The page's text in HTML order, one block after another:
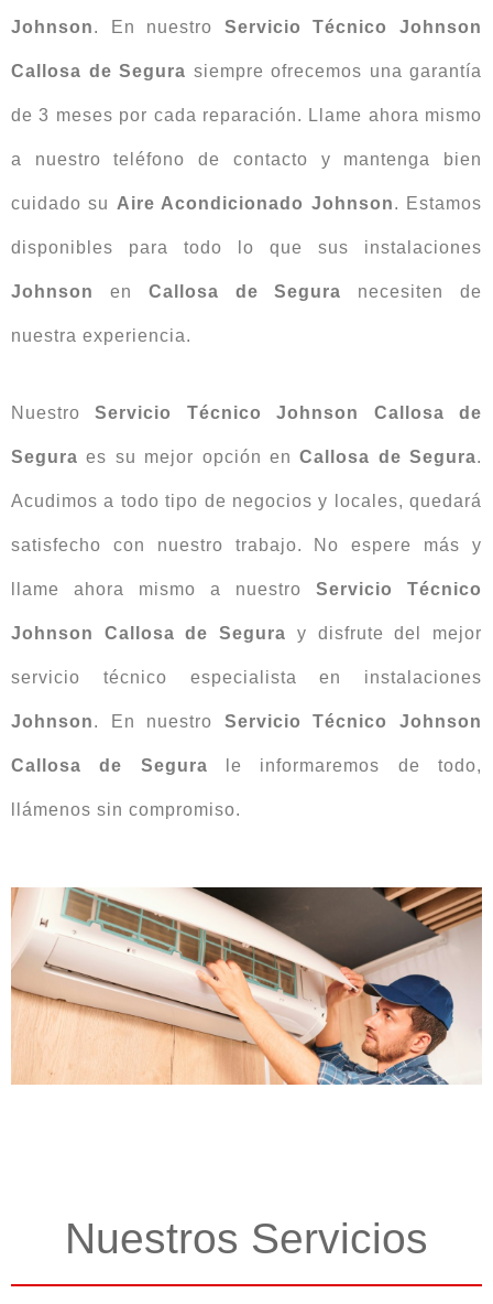
Johnson. En nuestro Servicio Técnico Johnson
Callosa de Segura siempre ofrecemos una garantía
de 3 meses por cada reparación. Llame ahora mismo
a nuestro teléfono de contacto y mantenga bien
cuidado su Aire Acondicionado Johnson. Estamos
disponibles para todo lo que sus instalaciones
Johnson en Callosa de Segura necesiten de
nuestra experiencia.
NuestroServicio Técnico Johnson Callosa de
Segura es su mejor opción enCallosa de Segura.
Acudimos a todo tipo de negocios y locales, quedará
satisfecho con nuestro trabajo. No espere más y
llame ahora mismo a nuestro Servicio Técnico
Johnson Callosa de Segura y disfrute del mejor
servicio técnico especialista en instalaciones
Johnson. En nuestro Servicio Técnico Johnson
Callosa de Segura le informaremos de todo,
llámenos sin compromiso.
Nuestros Servicios